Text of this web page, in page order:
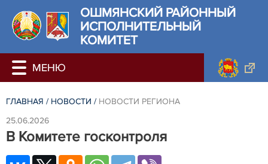
ОШМЯНСКИЙ РАЙОННЫЙ
ИСПОЛНИТЕЛЬНЫЙ
КОМИТЕТ
ГЛАВНАЯ / НОВОСТИ / НОВОСТИ РЕГИОНА
25.06.2026
В Комитете госконтроля